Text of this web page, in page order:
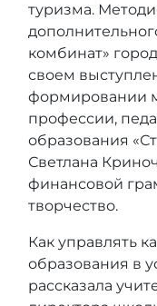
туризма.
комбинат»
своем
формировании
профессии,
образования
Светлана
финансовой
творчество.
Как управлять
образования в
рассказала